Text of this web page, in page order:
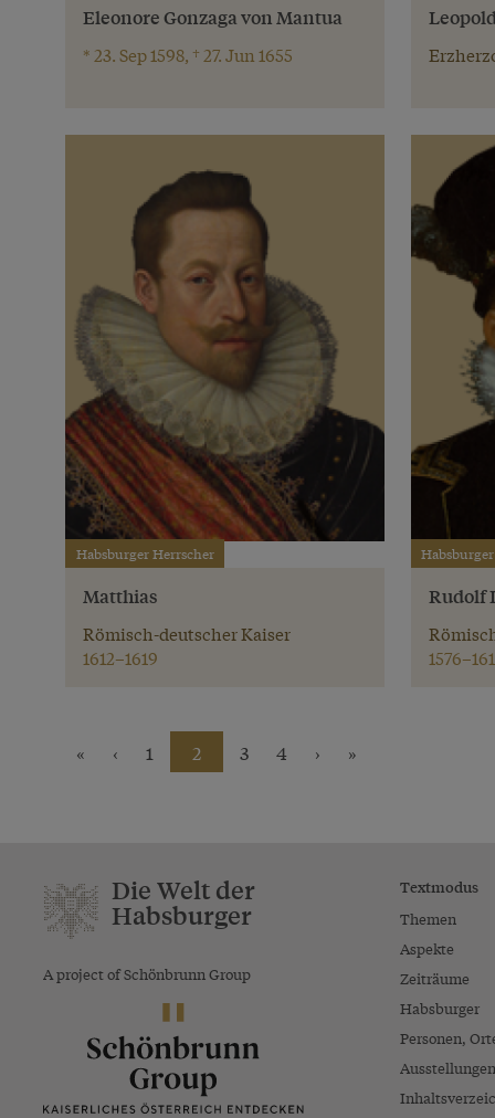
Eleonore Gonzaga von Mantua
* 23. Sep 1598, † 27. Jun 1655
Habsburger Herrscher
Matthias
Römisch-deutscher Kaiser
1612–1619
Rudolf
« ‹ 1 2 3 4 › »
Die Welt der
Habsburger
A project of Schönbrunn Group
Textmodus
Themen
Aspekte
Zeiträume
Habsburger
Personen,
Ausstellungen